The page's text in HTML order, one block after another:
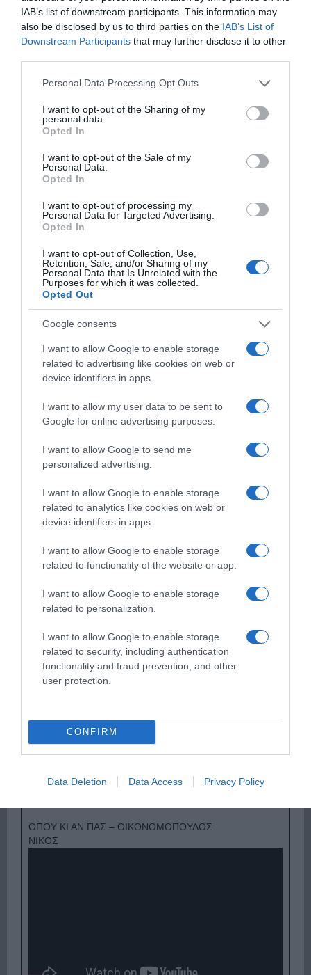
IAB’s list of downstream participants. This information may
also be disclosed by us to third parties on the IAB’s List of
Downstream Participants that may further disclose it to other
Please note that this website/app uses one or more Google
not limited to your visit or usage behaviour. You may click to
grant or deny consent to Google and its third-party tags to
use your data for below specified purposes in below Google
consent section.
Personal Data Processing Opt Outs
I want to opt-out of the Sharing of my
personal data.
Opted In
I want to opt-out of the Sale of my
Personal Data.
Opted In
I want to opt-out of processing my
Personal Data for Targeted Advertising.
Opted In
I want to opt-out of Collection, Use,
Retention, Sale, and/or Sharing of my
Personal Data that Is Unrelated with the
Purposes for which it was collected.
Opted Out
Google consents
I want to allow Google to enable storage
related to advertising like cookies on web or
device identifiers in apps.
I want to allow my user data to be sent to
Google for online advertising purposes.
I want to allow Google to send me
personalized advertising.
I want to allow Google to enable storage
related to analytics like cookies on web or
device identifiers in apps.
I want to allow Google to enable storage
related to functionality of the website or app.
I want to allow Google to enable storage
related to personalization.
I want to allow Google to enable storage
related to security, including authentication
functionality and fraud prevention, and other
user protection.
CONFIRM
Data Deletion Data Access Privacy Policy
ΛΟΓΑΡΙΑΣΜΟΣ - ΛΙΟΛΙΟΥ ΚΑΤΕΡΙΝΑ
Ψηφοφορία: . Από 299 ψήφους.
ΔΕΥΤΕΡΑ – ΡΕΜΟΣ ΑΝΤΩΝΗΣ
Ψηφοφορία: . Από 325 ψήφους.
ΕΞΑΙΡΕΣΗ – ΒΙΣΣΗ ΑΝΝΑ
ΟΠΟΥ ΚΙ ΑΝ ΠΑΣ – ΟΙΚΟΝΟΜΟΠΟΥΛΟΣ
ΝΙΚΟΣ